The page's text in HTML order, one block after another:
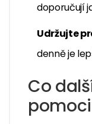
doporučují
Udržujte
denně je
Co